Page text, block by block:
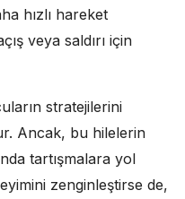
hızlı hareket
veya saldırı için
stratejilerini
Ancak, bu hilelerin
tartışmalara yol
zenginleştirse de,